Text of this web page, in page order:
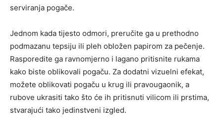
serviranja pogače.
Jednom kada tijesto odmori, preručite ga u prethodno
podmazanu tepsiju ili pleh obložen papirom za pečenje.
Rasporedite ga ravnomjerno i lagano pritisnite rukama
kako biste oblikovali pogaču. Za dodatni vizuelni efekat,
možete oblikovati pogaču u krug ili pravougaonik, a
rubove ukrasiti tako što će ih pritisnuti vilicom ili prstima,
stvarajući tako jedinstveni izgled.